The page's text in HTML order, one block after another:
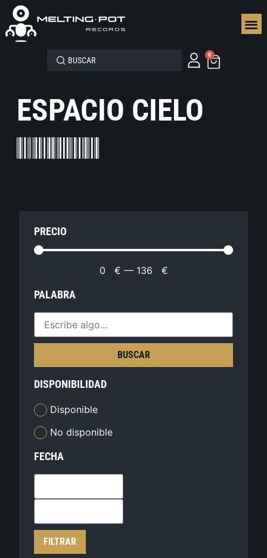
0
ESPACIO CIELO
PRECIO
0 € — 136 €
PALABRA
BUSCAR
DISPONIBILIDAD
Disponible
No disponible
FECHA
FILTRAR